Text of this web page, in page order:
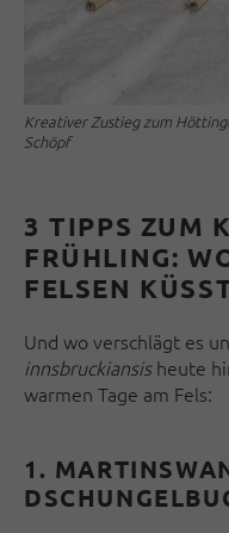
Kreativer Zustieg zum
Schöpf
3 TIPPS ZUM
FRÜHLING:
FELSEN
Und wo verschlägt es
innsbruckiansisheute
warmen Tage am Fels:
1.